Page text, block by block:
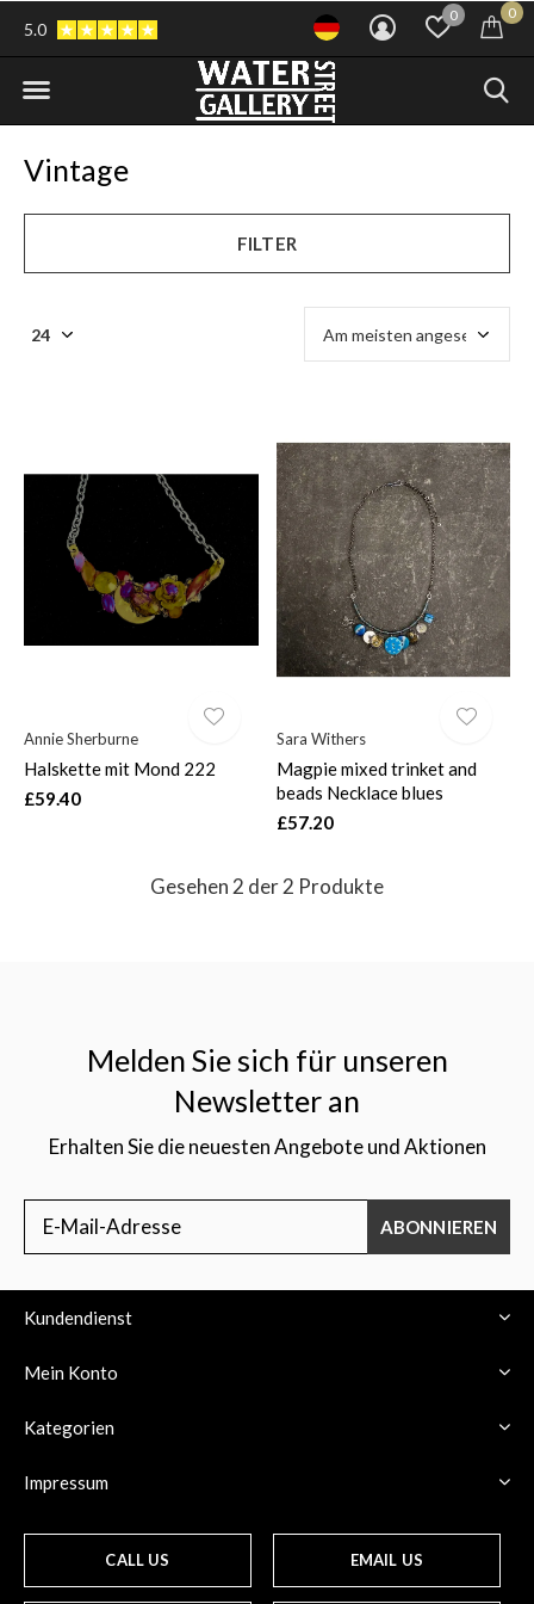
0 0
5.0
Vintage
FILTER
Annie Sherburne
Halskette mit Mond 222
£59.40
Sara Withers
Magpie mixed trinket and
beads Necklace blues
£57.20
Gesehen 2 der 2 Produkte
Melden Sie sich für unseren
Newsletter an
Erhalten Sie die neuesten Angebote und Aktionen
ABONNIEREN
Kundendienst
Mein Konto
Kategorien
Impressum
CALL US EMAIL US